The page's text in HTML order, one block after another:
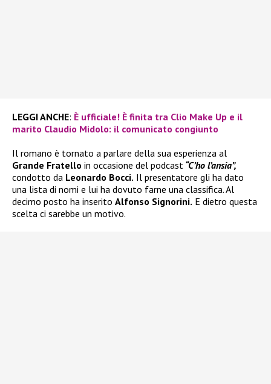
LEGGI ANCHE: È ufficiale! È finita tra Clio Make Up e il
marito Claudio Midolo: il comunicato congiunto
Il romano è tornato a parlare della sua esperienza al
Grande Fratello in occasione del podcast “C’ho l’ansia”,
condotto da Leonardo Bocci. Il presentatore gli ha dato
una lista di nomi e lui ha dovuto farne una classifica. Al
decimo posto ha inserito Alfonso Signorini. E dietro questa
scelta ci sarebbe un motivo.